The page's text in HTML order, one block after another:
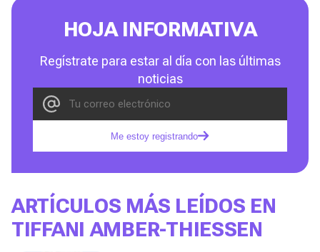
HOJA INFORMATIVA
Regístrate para estar al día con las últimas
noticias
Me estoy registrando
ARTÍCULOS MÁS LEÍDOS EN
TIFFANI AMBER-THIESSEN